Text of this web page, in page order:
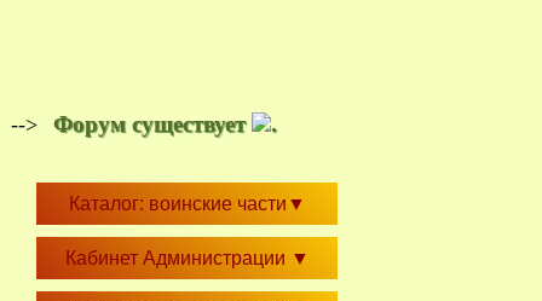
--> Форум существует .
Каталог: воинские части ▼
Кабинет Администрации ▼